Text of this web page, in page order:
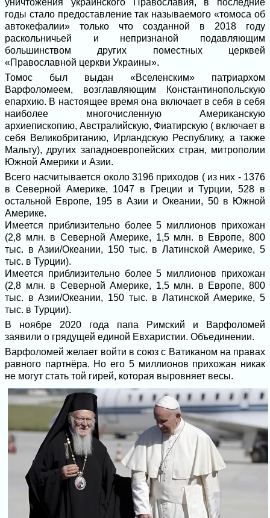
уничтожения украинского Православия, в последние
годы стало предоставление так называемого «томоса об
автокефалии» только что созданной в 2018 году
раскольничьей и непризнаной подавляющим
большинством других поместных церквей
«Православной церкви Украины».
Томос был выдан «Вселенским» патриархом
Варфоломеем, возглавляющим Константинопольскую
епархию. В настоящее время она включает в себя в себя
наиболее многочисленную Американскую
архиепископию, Австралийскую, Фиатирскую ( включает в
себя Великобританию, Ирландскую Республику, а также
Мальту), других западноевропейских стран, митрополии
Южной Америки и Азии.
Всего насчитывается около 3196 приходов ( из них - 1376
в Северной Америке, 1047 в Греции и Турции, 528 в
остальной Европе, 195 в Азии и Океании, 50 в Южной
Америке.
Имеется приблизительно более 5 миллионов прихожан
(2,8 млн. в Северной Америке, 1,5 млн. в Европе, 800
тыс. в Азии/Океании, 150 тыс. в Латинской Америке, 5
тыс. в Турции).
Имеется приблизительно более 5 миллионов прихожан
(2,8 млн. в Северной Америке, 1,5 млн. в Европе, 800
тыс. в Азии/Океании, 150 тыс. в Латинской Америке, 5
тыс. в Турции).
В ноябре 2020 года папа Римский и Варфоломей
заявили о грядущей единой Евхаристии. Объединении.
Варфоломей желает войти в союз с Ватиканом на правах
равного партнёра. Но его 5 миллионов прихожан никак
не могут стать той гирей, которая выровняет весы.